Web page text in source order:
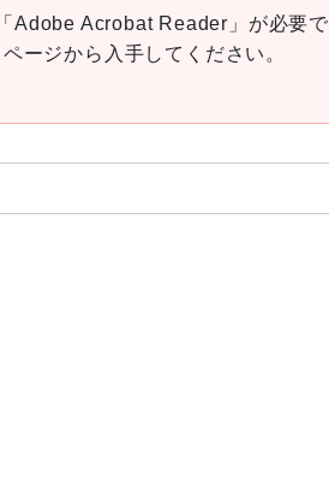
Adobe Acrobat Reader」が必要で
ージから入手してください。